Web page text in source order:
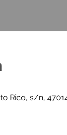
Rico, s/n,